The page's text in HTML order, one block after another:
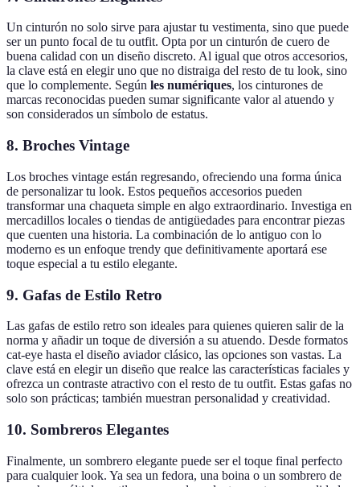
Un cinturón no solo sirve para ajustar tu vestimenta, sino que puede
ser un punto focal de tu outfit. Opta por un cinturón de cuero de
buena calidad con un diseño discreto. Al igual que otros accesorios,
la clave está en elegir uno que no distraiga del resto de tu look, sino
que lo complemente. Según les numériques, los cinturones de
marcas reconocidas pueden sumar significante valor al atuendo y
son considerados un símbolo de estatus.
8. Broches Vintage
Los broches vintage están regresando, ofreciendo una forma única
de personalizar tu look. Estos pequeños accesorios pueden
transformar una chaqueta simple en algo extraordinario. Investiga en
mercadillos locales o tiendas de antigüedades para encontrar piezas
que cuenten una historia. La combinación de lo antiguo con lo
moderno es un enfoque trendy que definitivamente aportará ese
toque especial a tu estilo elegante.
9. Gafas de Estilo Retro
Las gafas de estilo retro son ideales para quienes quieren salir de la
norma y añadir un toque de diversión a su atuendo. Desde formatos
cat-eye hasta el diseño aviador clásico, las opciones son vastas. La
clave está en elegir un diseño que realce las características faciales y
ofrezca un contraste atractivo con el resto de tu outfit. Estas gafas no
solo son prácticas; también muestran personalidad y creatividad.
10. Sombreros Elegantes
Finalmente, un sombrero elegante puede ser el toque final perfecto
para cualquier look. Ya sea un fedora, una boina o un sombrero de